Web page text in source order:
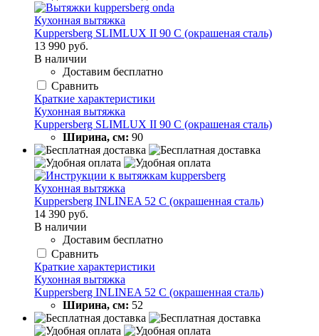
Кухонная вытяжка
Kuppersberg SLIMLUX II 90 C (окрашеная сталь)
13 990 руб.
В наличии
Доставим бесплатно
Сравнить
Краткие характеристики
Кухонная вытяжка
Kuppersberg SLIMLUX II 90 C (окрашеная сталь)
Ширина, см: 90
Кухонная вытяжка
Kuppersberg INLINEA 52 С (окрашенная сталь)
14 390 руб.
В наличии
Доставим бесплатно
Сравнить
Краткие характеристики
Кухонная вытяжка
Kuppersberg INLINEA 52 С (окрашенная сталь)
Ширина, см: 52